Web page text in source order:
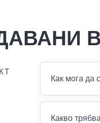
Как мога да
Какво